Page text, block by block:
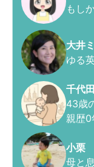
もし
大井
ゆる
千代
43歳
親歴0
小栗
母と